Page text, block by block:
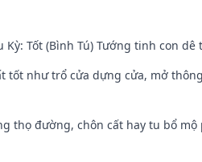
Kỳ: Tốt (Bình Tú) Tướng tinh con
tốt như trổ cửa dựng cửa, mở
thọ đường, chôn cất hay tu bổ mộ